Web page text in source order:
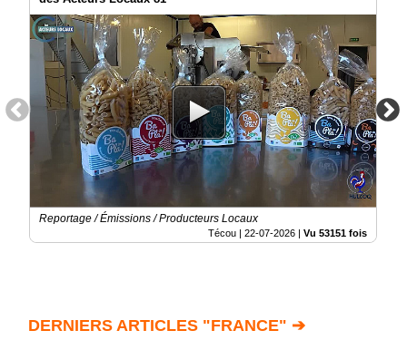
Reportage / Émissions / Producteurs Locaux
Técou | 22-07-2026 | Vu 53151 fois
DERNIERS ARTICLES "FRANCE" ➔